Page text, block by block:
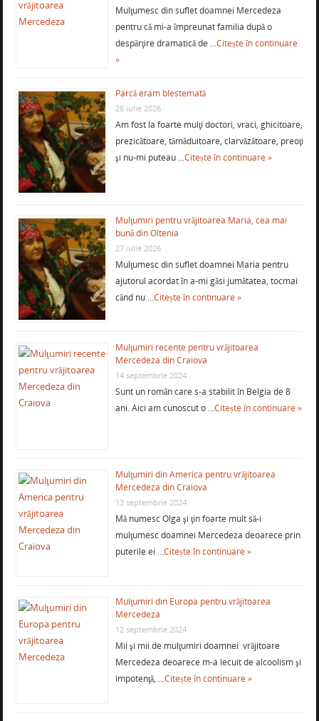
Mulţumesc din suflet doamnei Mercedeza
pentru că mi-a împreunat familia după o
despărţire dramatică de …Citește în continuare
»
Parcă eram blestemată
28 iulie 2026
Am fost la foarte mulţi doctori, vraci, ghicitoare,
prezicătoare, tămăduitoare, clarvăzătoare, preoţi
şi nu-mi puteau …Citește în continuare »
Mulţumiri pentru vrăjitoarea Maria, cea mai
bună din Oltenia
27 iulie 2026
Mulţumesc din suflet doamnei Maria pentru
ajutorul acordat în a-mi găsi jumătatea, tocmai
când nu …Citește în continuare »
Mulţumiri recente pentru vrăjitoarea
Mercedeza din Craiova
14 septembrie 2024
Sunt un român care s-a stabilit în Belgia de 8
ani. Aici am cunoscut o …Citește în continuare »
Mulţumiri din America pentru vrăjitoarea
Mercedeza din Craiova
13 septembrie 2024
Mă numesc Olga şi ţin foarte mult să-i
mulţumesc doamnei Mercedeza deoarece prin
puterile ei …Citește în continuare »
Mulţumiri din Europa pentru vrăjitoarea
Mercedeza
12 septembrie 2024
Mii şi mii de mulţumiri doamnei vrăjitoare
Mercedeza deoarece m-a lecuit de alcoolism şi
impotenţă, …Citește în continuare »